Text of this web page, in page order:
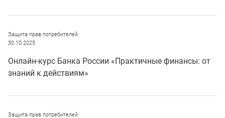
Защита прав потребителей
30.10.2025
Онлайн-курс Банка России «Практичные финансы: от
знаний к действиям»
Защита прав потребителей